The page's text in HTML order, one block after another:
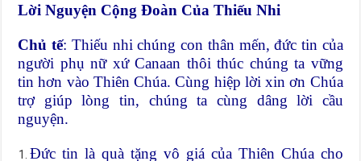
Lời Nguyện Cộng Đoàn Của Thiếu Nhi
Chủ tế: Thiếu nhi chúng con thân mến, đức tin của
người phụ nữ xứ Canaan thôi thúc chúng ta vững
tin hơn vào Thiên Chúa. Cùng hiệp lời xin ơn Chúa
trợ giúp lòng tin, chúng ta cùng dâng lời cầu
nguyện.
Đức tin là quà tặng vô giá của Thiên Chúa cho